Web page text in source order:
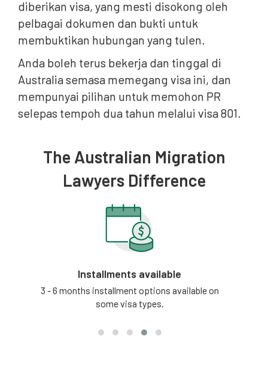
diberikan visa, yang mesti disokong oleh
pelbagai dokumen dan bukti untuk
membuktikan hubungan yang tulen.
Anda boleh terus bekerja dan tinggal di
Australia semasa memegang visa ini, dan
mempunyai pilihan untuk memohon PR
selepas tempoh dua tahun melalui visa 801.
The Australian Migration
Lawyers Difference
Installments available
3 - 6 months installment options available on
some visa types.